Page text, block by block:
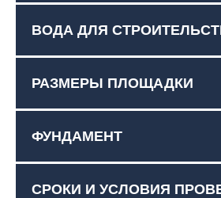
ВОДА ДЛЯ
РАЗМЕРЫ ПЛОЩАДКИ
ФУНДАМЕНТ
СРОКИ И УСЛОВИЯ